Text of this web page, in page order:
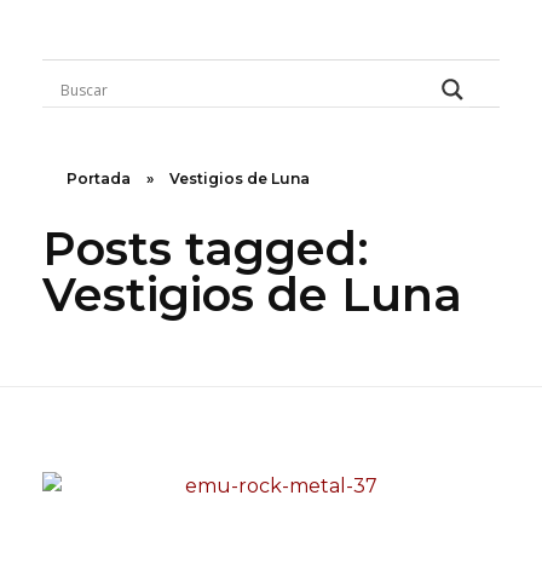
Rugidos Disidentes
Bogotá - Colombia | ISSN 2619-5569
Portada » Vestigios de Luna
Posts tagged:
Vestigios de Luna